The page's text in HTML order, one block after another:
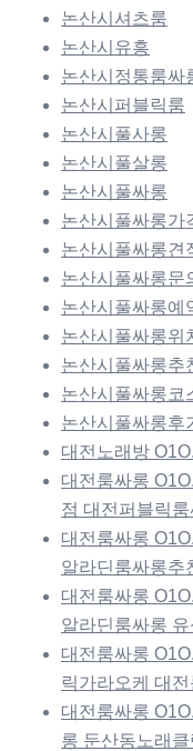
논산시셔츠룸
논산시유흥
논산시정통룸싸
논산시퍼블릭룸
논산시풀사롱
논산시풀살롱
논산시풀싸롱
논산시풀싸롱가
논산시풀싸롱견
논산시풀싸롱문
논산시풀싸롱예
논산시풀싸롱위
논산시풀싸롱추
논산시풀싸롱코
논산시풀싸롱후
대전노래방
대전룸싸롱
점 대전퍼블릭룸
대전룸싸롱
알라딘룸싸롱추
대전룸싸롱
알라딘룸싸롱
대전룸싸롱
릭가라오케 대
대전룸싸롱
롱 둔산동노래클